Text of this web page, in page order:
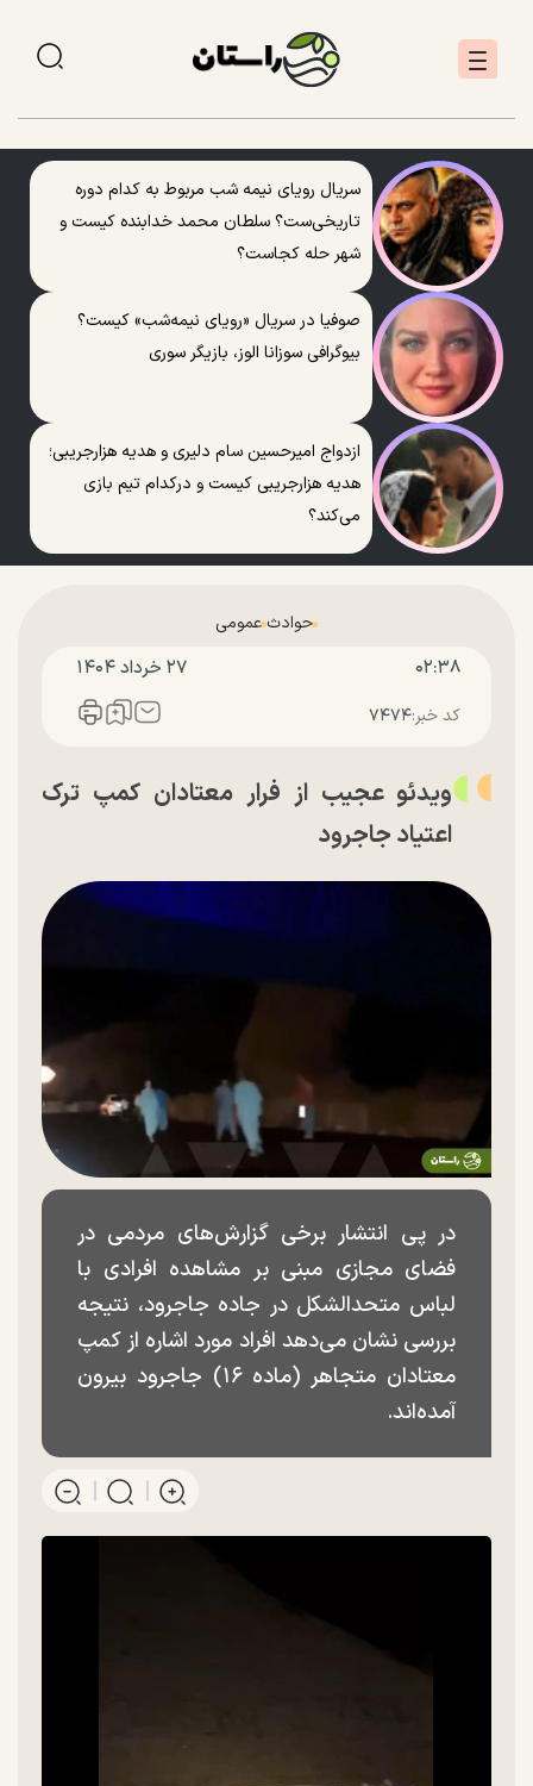
سریال رویای نیمه شب مربوط به کدام دوره
تاریخی‌ست؟ سلطان محمد خدابنده کیست و
شهر حله کجاست؟
صوفیا در سریال «رویای نیمه‌شب» کیست؟
بیوگرافی سوزانا الوز، بازیگر سوری
ازدواج امیرحسین سام دلیری و هدیه هزارجریبی؛
هدیه هزارجریبی کیست و درکدام تیم بازی
می‌کند؟
حوادث عمومی
۰۲:۳۸ ۲۷ خرداد ۱۴۰۴
کد خبر:۷۴۷۴
ویدئو عجیب از فرار معتادان کمپ ترک
اعتیاد جاجرود
در پی انتشار برخی گزارش‌های مردمی در
فضای مجازی مبنی بر مشاهده افرادی با
لباس متحدالشکل در جاده جاجرود، نتیجه
بررسی نشان می‌دهد افراد مورد اشاره از کمپ
معتادان متجاهر (ماده ۱۶) جاجرود بیرون
آمده‌اند.